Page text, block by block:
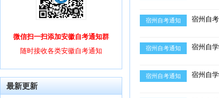
微信扫一扫添加安徽自考通知群
随时接收各类安徽自考通知
宿州自考通知 宿州自
宿州自考通知 宿州自
宿州自考通知 宿州自
最新更新